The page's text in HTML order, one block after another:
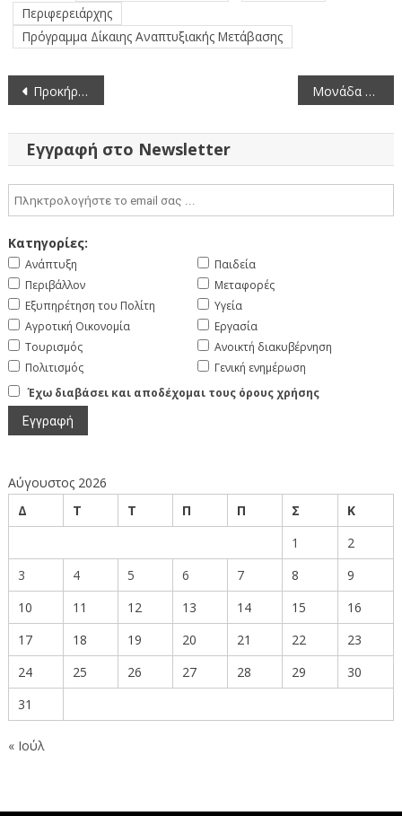
Περιφερειάρχης
Πρόγραμμα Δίκαιης Αναπτυξιακής Μετάβασης
Πλοήγηση
άρθρων
Προκήρυξη ηλεκτρονικού διαγωνισμού του έργου με τίτλο: «Συντήρηση Όψεων και Λοιπών Εγκαταστάσεων στο Κτήριο Διοίκησης της Π.Δ.Μ., στη ΖΕΠ Κοζάνης» (2-7-2024) Μονάδα αποθήκευσης επικίνδυνων και μη επικίνδυνων αποβλήτων καθώς και συνεργείο οχημάτων στην κτηματική περιοχή της ΤΚ Βατερού
Εγγραφή στο Newsletter
Κατηγορίες:
Ανάπτυξη
Περιβάλλον
Εξυπηρέτηση του Πολίτη
Αγροτική Οικονομία
Τουρισμός
Πολιτισμός
Παιδεία
Μεταφορές
Υγεία
Εργασία
Ανοικτή διακυβέρνηση
Γενική ενημέρωση
Έχω διαβάσει και αποδέχομαι τους όρους χρήσης
Αύγουστος 2026
Δ
Τ Τ Π Π Σ
Κ
1
2
3
4 5 6 7 8
9
10
11 12 13 14 15
16
17
18 19 20 21 22
23
24
25 26 27 28 29
30
31
« Ιούλ